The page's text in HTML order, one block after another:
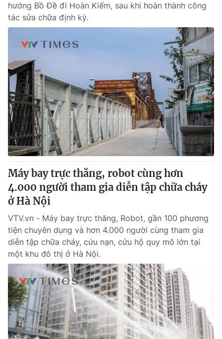
hướng Bồ Đề đi Hoàn Kiếm, sau khi hoàn thành công
tác sửa chữa định kỳ.
Máy bay trực thăng, robot cùng hơn
4.000 người tham gia diễn tập chữa cháy
ở Hà Nội
VTV.vn - Máy bay trực thăng, Robot, gần 100 phương
tiện chuyên dụng và hơn 4.000 người cùng tham gia
diễn tập chữa cháy, cứu nạn, cứu hộ quy mô lớn tại
một khu đô thị ở Hà Nội.